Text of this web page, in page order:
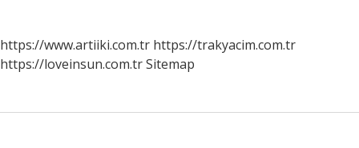
https://www.artiiki.com.tr https://trakyacim.com.tr
https://loveinsun.com.trSitemap